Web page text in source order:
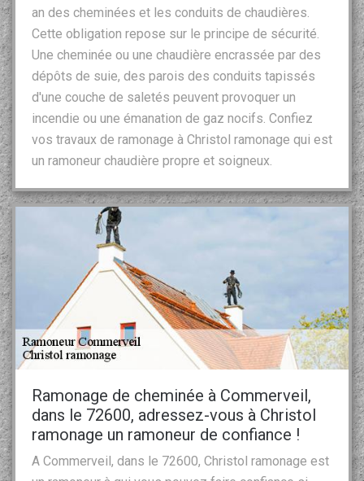
an des cheminées et les conduits de chaudières.
Cette obligation repose sur le principe de sécurité.
Une cheminée ou une chaudière encrassée par des
dépôts de suie, des parois des conduits tapissés
d'une couche de saletés peuvent provoquer un
incendie ou une émanation de gaz nocifs. Confiez
vos travaux de ramonage à Christol ramonage qui est
un ramoneur chaudière propre et soigneux.
Ramonage de cheminée à Commerveil,
dans le 72600, adressez-vous à Christol
ramonage un ramoneur de confiance !
A Commerveil, dans le 72600, Christol ramonage est